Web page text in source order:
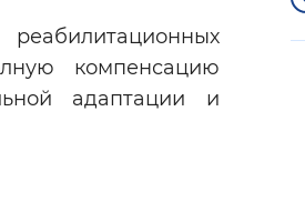
компенсацию
адаптации и